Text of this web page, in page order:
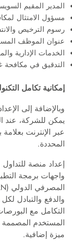
المدير المقيم
مسؤول الامتثال
رسوم الترخيص
عنوان الموظف
الخدمات الإدارية
التدقيق في مكافحة
إمكانية تكامل
وبالإضافة إلى
يمكن للشركة،
عبر الإنترنت
المحددة.
إعداد منصة للتداول
والدفع والتبادل
التكامل مع
المستخدم
ميزة إضافية.